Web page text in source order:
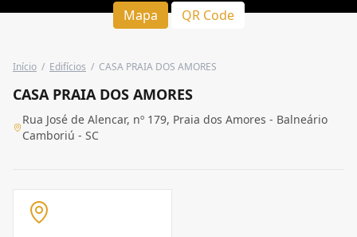
Mapa QR Code
Início / Edifícios / CASA PRAIA DOS AMORES
CASA PRAIA DOS AMORES
Rua José de Alencar, nº 179, Praia dos Amores - Balneário
Camboriú - SC